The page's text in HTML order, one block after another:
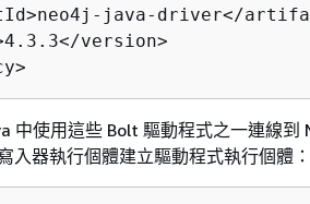
java-driver</
version>
中使用這些 Bolt 驅動程式之一連線到
入器執行個體建立驅動程式執行個體：